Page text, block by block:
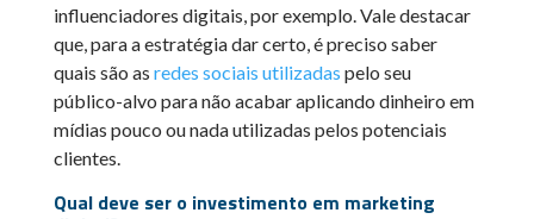
influenciadores digitais, por exemplo. Vale destacar
que, para a estratégia dar certo, é preciso saber
quais são as redes sociais utilizadas pelo seu
público-alvo para não acabar aplicando dinheiro em
mídias pouco ou nada utilizadas pelos potenciais
clientes.
Qual deve ser o investimento em marketing